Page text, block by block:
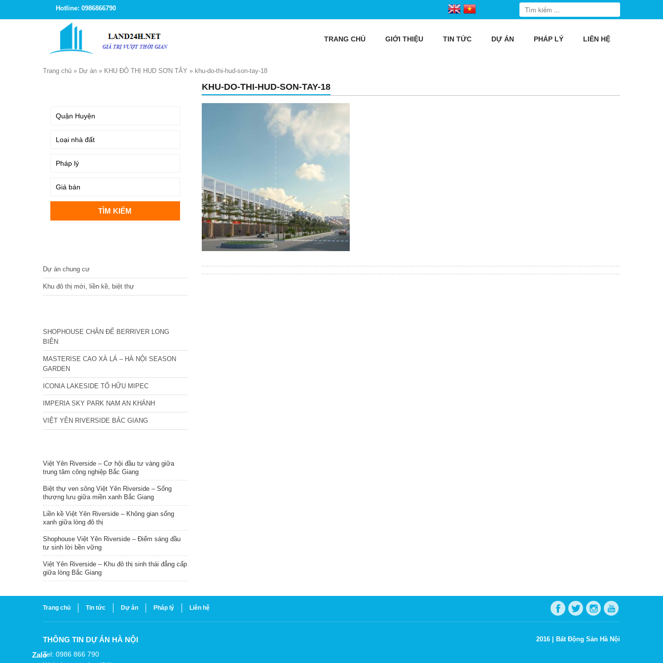
Hotline: 0986866790
TRANG CHỦ GIỚI THIỆU TIN TỨC DỰ ÁN PHÁP LÝ LIÊN HỆ
Trang chủ » Dự án » KHU ĐÔ THỊ HUD SƠN TÂY » khu-do-thi-hud-son-tay-18
KHU-DO-THI-HUD-SON-TAY-18
Dự án chung cư
Khu đô thị mới, liền kề, biệt thự
SHOPHOUSE CHÂN ĐẾ BERRIVER LONG
BIÊN
MASTERISE CAO XÀ LÁ – HÀ NỘI SEASON
GARDEN
ICONIA LAKESIDE TỐ HỮU MIPEC
IMPERIA SKY PARK NAM AN KHÁNH
VIỆT YÊN RIVERSIDE BẮC GIANG
Việt Yên Riverside – Cơ hội đầu tư vàng giữa
trung tâm công nghiệp Bắc Giang
Biệt thự ven sông Việt Yên Riverside – Sống
thượng lưu giữa miền xanh Bắc Giang
Liền kề Việt Yên Riverside – Không gian sống
xanh giữa lòng đô thị
Shophouse Việt Yên Riverside – Điểm sáng đầu
tư sinh lời bền vững
Việt Yên Riverside – Khu đô thị sinh thái đẳng cấp
giữa lòng Bắc Giang
Trang chủ Tin tức Dự án Pháp lý Liên hệ
THÔNG TIN DỰ ÁN HÀ NỘI
Tel: 0986 866 790
2016 | Bất Động Sản Hà Nội
Zalo